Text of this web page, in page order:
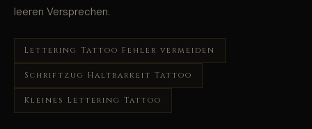
leeren Versprechen.
Lettering Tattoo Fehler vermeiden
Schriftzug Haltbarkeit Tattoo
Kleines Lettering Tattoo